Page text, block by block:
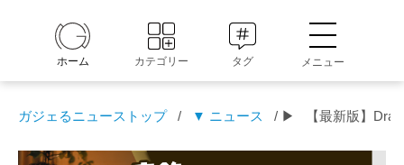
ホーム カテゴリー タグ メニュー
ガジェるニューストップ / ▼ ニュース / ▶ 【最新版】